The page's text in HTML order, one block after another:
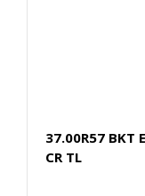
37.00R57 BKT
CR TL